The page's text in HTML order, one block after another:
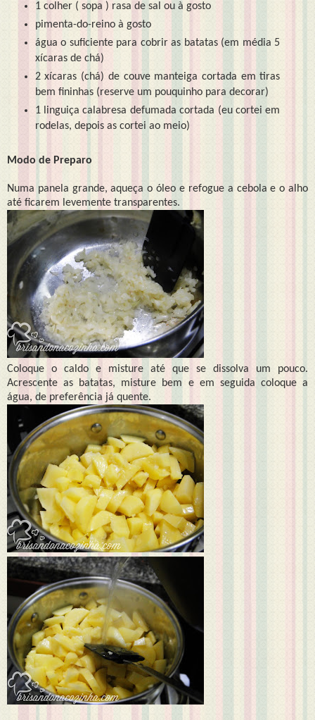
1 colher ( sopa ) rasa de sal ou à gosto
pimenta-do-reino à gosto
água o suficiente para cobrir as batatas (em média 5
xícaras de chá)
2 xícaras (chá) de couve manteiga cortada em tiras
bem fininhas (reserve um pouquinho para decorar)
1 linguiça calabresa defumada cortada (eu cortei em
rodelas, depois as cortei ao meio)
Modo de Preparo
Numa panela grande, aqueça o óleo e refogue a cebola e o alho
até ficarem levemente transparentes.
Coloque o caldo e misture até que se dissolva um pouco.
Acrescente as batatas, misture bem e em seguida coloque a
água, de preferência já quente.